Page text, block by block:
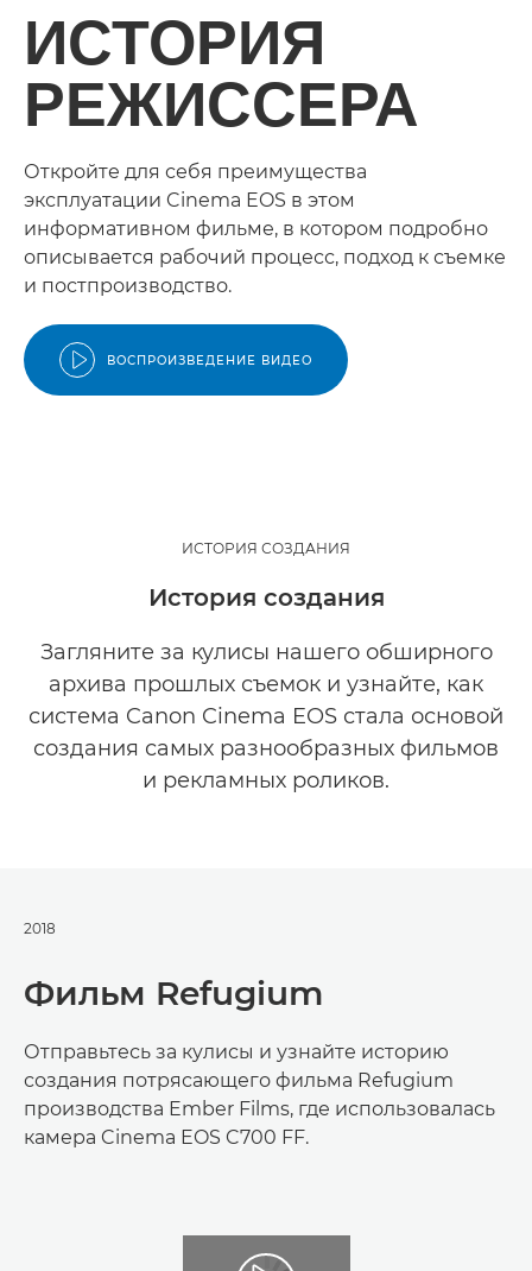
ИСТОРИЯ
РЕЖИССЕРА
Откройте для себя преимущества
эксплуатации Cinema EOS в этом
информативном фильме, в котором подробно
описывается рабочий процесс, подход к съемке
и постпроизводство.
ВОСПРОИЗВЕДЕНИЕ ВИДЕО
ИСТОРИЯ СОЗДАНИЯ
История создания
Загляните за кулисы нашего обширного
архива прошлых съемок и узнайте, как
система Canon Cinema EOS стала основой
создания самых разнообразных фильмов
и рекламных роликов.
2018
Фильм Refugium
Отправьтесь за кулисы и узнайте историю
создания потрясающего фильма Refugium
производства Ember Films, где использовалась
камера Cinema EOS C700 FF.